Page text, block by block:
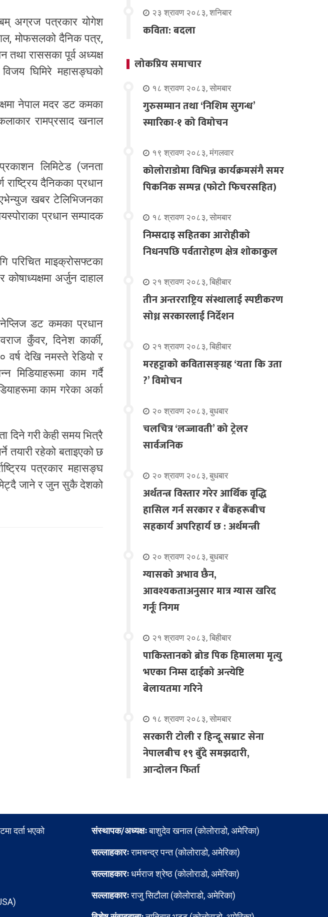
अग्रज पत्रकार योगेश
मोफसलको दैनिक पत्र,
तथा राससका पूर्व अध्यक्ष
घिमिरे महासङ्घको
नेपाल मदर डट कमका
रामप्रसाद खनाल
लिमिटेड (जनता
दैनिकका प्रधान
एभेन्युज खबर टेलिभिजनका
प्रधान सम्पादक
परिचित माइक्रोसफ्टका
अर्जुन दाहाल
डट कमका प्रधान
कुँवर, दिनेश कार्की,
वर्ष देखि नमस्ते रेडियो र
मिडियाहरूमा काम गर्दै
काम गरेका अर्का
दिने गरी केही समय भित्रै
तयारी रहेको बताइएको छ
पत्रकार महासङ्घ
जाने र जुन सुकै देशको
२३ श्रावण २०८३, शनिबार
कविता: बदला
लोकप्रिय समाचार
१८ श्रावण २०८३, सोमबार
गुरुसम्मान तथा ‘निशिम सुगन्ध’
स्मारिका-१ को विमोचन
१९ श्रावण २०८३, मंगलवार
कोलोराडोमा विभिन्न कार्यक्रमसंगै समर
पिकनिक सम्पन्न (फोटो फिचरसहित)
१८ श्रावण २०८३, सोमबार
निम्सदाइ सहितका आरोहीको
निधनपछि पर्वतारोहण क्षेत्र शोकाकुल
२१ श्रावण २०८३, बिहीबार
तीन अन्तरराष्ट्रिय संस्थालाई स्पष्टीकरण
सोध्न सरकारलाई निर्देशन
२१ श्रावण २०८३, बिहीबार
मरहट्टाको कवितासङ्ग्रह ‘यता कि उता
?’ विमोचन
२० श्रावण २०८३, बुधबार
चलचित्र ‘लज्जावती’ को ट्रेलर
सार्वजनिक
२० श्रावण २०८३, बुधबार
अर्थतन्त्र विस्तार गरेर आर्थिक वृद्धि
हासिल गर्न सरकार र बैंकहरूबीच
सहकार्य अपरिहार्य छ : अर्थमन्त्री
२० श्रावण २०८३, बुधबार
ग्यासको अभाव छैन,
आवश्यकताअनुसार मात्र ग्यास खरिद
गर्नूः निगम
२१ श्रावण २०८३, बिहीबार
पाकिस्तानको ब्रोड पिक हिमालमा मृत्यु
भएका निम्स दाईको अन्त्येष्टि
बेलायतमा गरिने
१८ श्रावण २०८३, सोमबार
सरकारी टोली र हिन्दू सम्राट सेना
नेपालबीच १९ बुँदे समझदारी,
आन्दोलन फिर्ता
दर्ता भएको
संस्थापक/अध्यक्षःबाशुदेव खनाल (कोलोराडो, अमेरिका)
सल्लाहकारःरामचन्द्र पन्त (कोलोराडो, अमेरिका)
सल्लाहकारःधर्मराज श्रेष्ठ (कोलोराडो, अमेरिका)
सल्लाहकारःराजु सिटौला (कोलोराडो, अमेरिका)